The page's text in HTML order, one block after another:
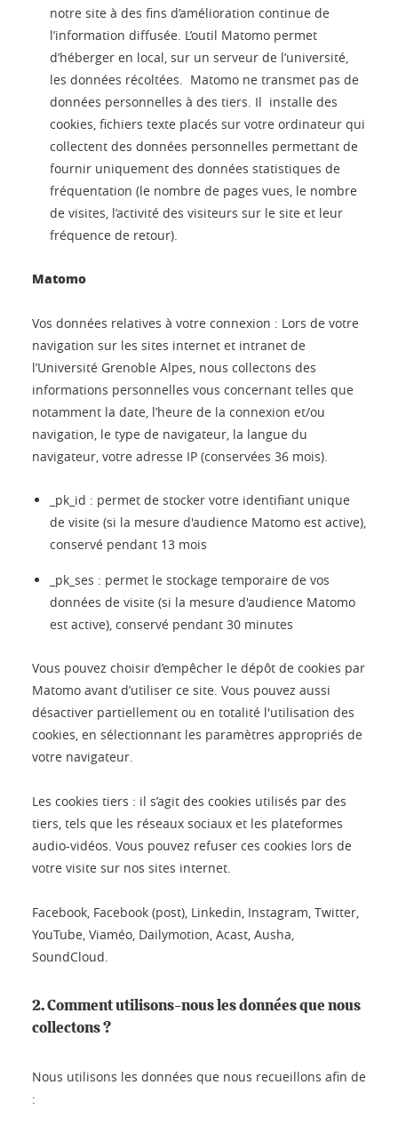
notre site à des fins d’amélioration continue de
l’information diffusée. L’outil Matomo permet
d’héberger en local, sur un serveur de l’université,
les données récoltées. Matomo ne transmet pas de
données personnelles à des tiers. Il installe des
cookies, fichiers texte placés sur votre ordinateur qui
collectent des données personnelles permettant de
fournir uniquement des données statistiques de
fréquentation (le nombre de pages vues, le nombre
de visites, l’activité des visiteurs sur le site et leur
fréquence de retour).
Matomo
Vos données relatives à votre connexion : Lors de votre
navigation sur les sites internet et intranet de
l’Université Grenoble Alpes, nous collectons des
informations personnelles vous concernant telles que
notamment la date, l’heure de la connexion et/ou
navigation, le type de navigateur, la langue du
navigateur, votre adresse IP (conservées 36 mois).
_pk_id : permet de stocker votre identifiant unique
de visite (si la mesure d'audience Matomo est active),
conservé pendant 13 mois
_pk_ses : permet le stockage temporaire de vos
données de visite (si la mesure d'audience Matomo
est active), conservé pendant 30 minutes
Vous pouvez choisir d’empêcher le dépôt de cookies par
Matomo avant d’utiliser ce site. Vous pouvez aussi
désactiver partiellement ou en totalité l'utilisation des
cookies, en sélectionnant les paramètres appropriés de
votre navigateur.
Les cookies tiers : il s’agit des cookies utilisés par des
tiers, tels que les réseaux sociaux et les plateformes
audio-vidéos. Vous pouvez refuser ces cookies lors de
votre visite sur nos sites internet.
Facebook, Facebook (post), Linkedin, Instagram, Twitter,
YouTube, Viaméo, Dailymotion, Acast, Ausha,
SoundCloud.
2. Comment utilisons-nous les données que nous
collectons ?
Nous utilisons les données que nous recueillons afin de
: